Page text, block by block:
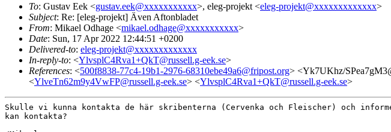
To: Gustav Eek <gustav.eek@xxxxxxxxxxx>, eleg-projekt <eleg-projekt@xxxxxxxxxxxxx>
Subject: Re: [eleg-projekt] Även Aftonbladet
From: Mikael Odhage <mikael.odhage@xxxxxxxxxxx>
Date: Sun, 17 Apr 2022 12:44:51 +0200
Delivered-to: eleg-projekt@xxxxxxxxxxxxx
In-reply-to: <YlvsplC4Rva1+QkT@russell.g-eek.se>
References: <500f8838-77c4-19b1-2976-68310ebe49a6@fripost.org> <Yk7UKhz/
<YlveTn62m9y4VwFP@russell.g-eek.se> <YlvsplC4Rva1+QkT@russell.g-eek.se>
Skulle vi kunna kontakta de här skribenterna (Cervenka och Fleischer) och
kan kontakta?